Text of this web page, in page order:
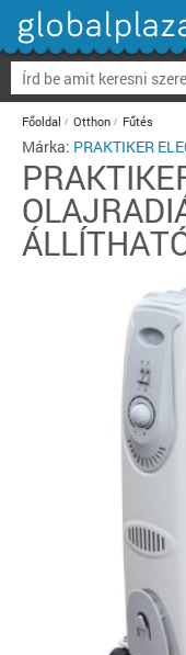
Főoldal Otthon Fűtés
Márka: PRAKTIKER